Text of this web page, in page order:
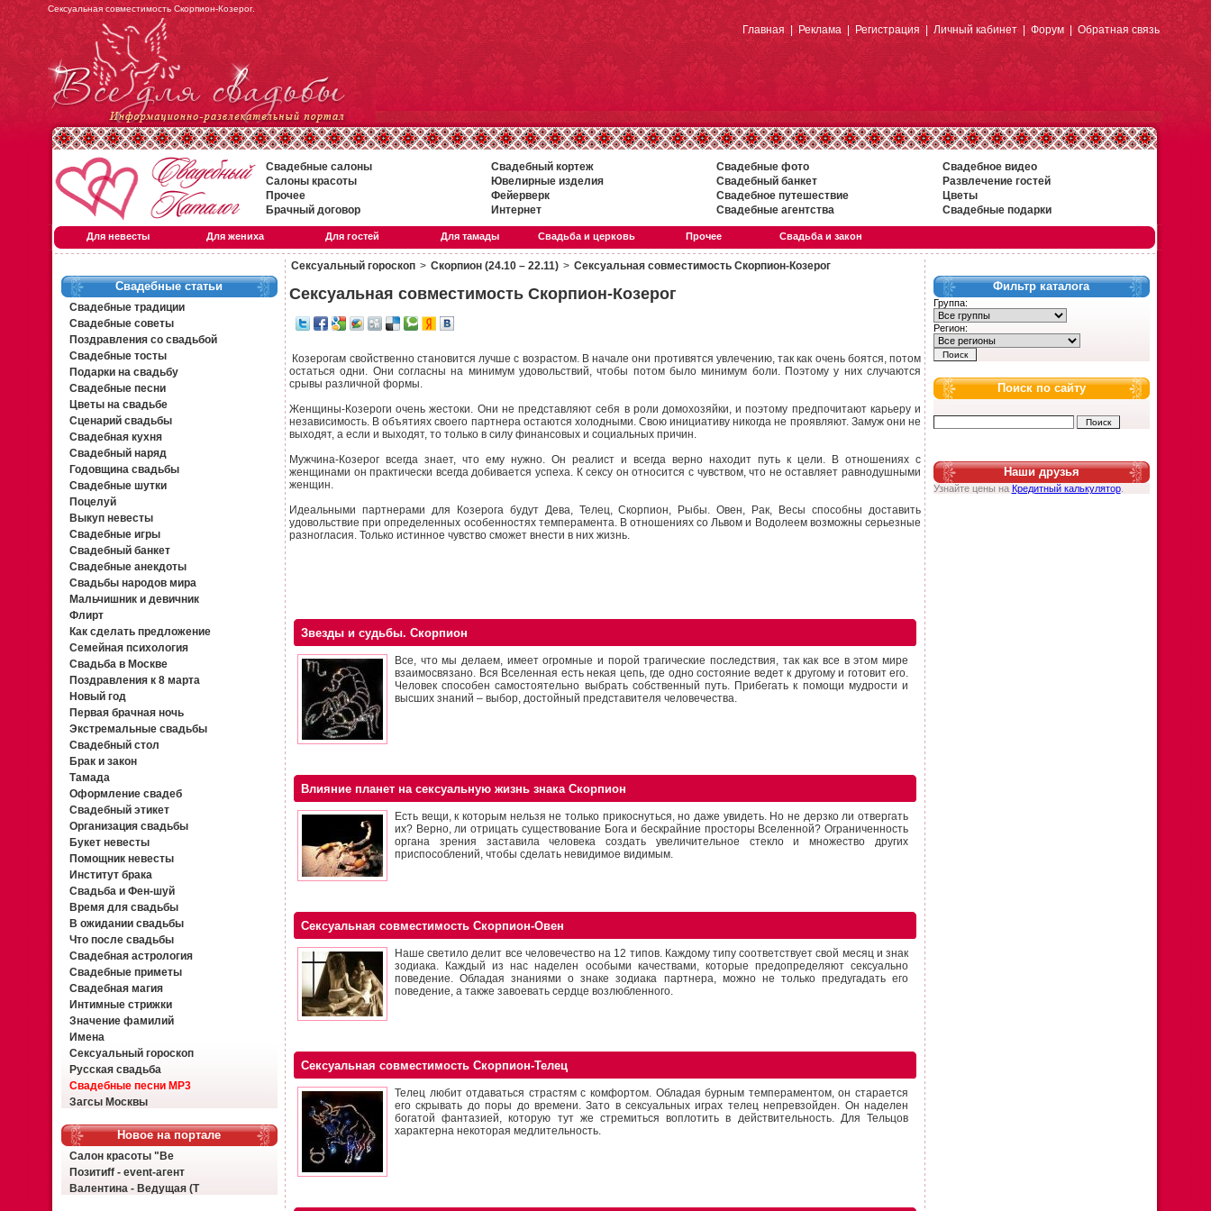
Сексуальная совместимость Скорпион-Козерог.
Главная|Реклама|Регистрация| Личный кабинет|Форум| Обратная связь
Свадебные салоны Свадебный кортеж Свадебные фото
Свадебное видео
Салоны красоты
Ювелирные изделия Свадебный банкет
Развлечение гостей
Прочее
Фейерверк Свадебное путешествие
Цветы
Брачный договор
Интернет Свадебные агентства Свадебные подарки
Для невесты Для жениха Для гостей Для тамады Свадьба и церковь Прочее Свадьба и закон
Свадебные статьи
Свадебные традиции
Свадебные советы
Поздравления со свадьбой
Свадебные тосты
Подарки на свадьбу
Свадебные песни
Цветы на свадьбе
Сценарий свадьбы
Свадебная кухня
Свадебный наряд
Годовщина свадьбы
Свадебные шутки
Поцелуй
Выкуп невесты
Свадебные игры
Свадебный банкет
Свадебные анекдоты
Свадьбы народов мира
Мальчишник и девичник
Флирт
Как сделать предложение
Семейная психология
Свадьба в Москве
Поздравления к 8 марта
Новый год
Первая брачная ночь
Экстремальные свадьбы
Свадебный стол
Брак и закон
Тамада
Оформление свадеб
Свадебный этикет
Организация свадьбы
Букет невесты
Помощник невесты
Институт брака
Свадьба и Фен-шуй
Время для свадьбы
В ожидании свадьбы
Что после свадьбы
Свадебная астрология
Свадебные приметы
Свадебная магия
Интимные стрижки
Значение фамилий
Имена
Сексуальный гороскоп
Русская свадьба
Свадебные песни MP3
Загсы Москвы
Новое на портале
Салон красоты "Ве
Позитиff - event-агент
Валентина - Ведущая (Т
Сексуальный гороскоп > Скорпион (24.10 – 22.11) > Сексуальная совместимость Скорпион-Козерог
Сексуальная совместимость Скорпион-Козерог
Козерогам свойственно становится лучше с возрастом. В начале они противятся увлечению, так как очень боятся, потом
остаться одни. Они согласны на минимум удовольствий, чтобы потом было минимум боли. Поэтому у них случаются
срывы различной формы.
Женщины-Козероги очень жестоки. Они не представляют себя в роли домохозяйки, и поэтому предпочитают карьеру и
независимость. В объятиях своего партнера остаются холодными. Свою инициативу никогда не проявляют. Замуж они не
выходят, а если и выходят, то только в силу финансовых и социальных причин.
Мужчина-Козерог всегда знает, что ему нужно. Он реалист и всегда верно находит путь к цели. В отношениях с
женщинами он практически всегда добивается успеха. К сексу он относится с чувством, что не оставляет равнодушными
женщин.
Идеальными партнерами для Козерога будут Дева, Телец, Скорпион, Рыбы. Овен, Рак, Весы способны доставить
удовольствие при определенных особенностях темперамента. В отношениях со Львом и Водолеем возможны серьезные
разногласия. Только истинное чувство сможет внести в них жизнь.
Звезды и судьбы. Скорпион
Все, что мы делаем, имеет огромные и порой трагические последствия, так как все в этом мире
взаимосвязано. Вся Вселенная есть некая цепь, где одно состояние ведет к другому и готовит его.
Человек способен самостоятельно выбрать собственный путь. Прибегать к помощи мудрости и
высших знаний – выбор, достойный представителя человечества.
Влияние планет на сексуальную жизнь знака Скорпион
Есть вещи, к которым нельзя не только прикоснуться, но даже увидеть. Но не дерзко ли отвергать
их? Верно, ли отрицать существование Бога и бескрайние просторы Вселенной? Ограниченность
органа зрения заставила человека создать увеличительное стекло и множество других
приспособлений, чтобы сделать невидимое видимым.
Сексуальная совместимость Скорпион-Овен
Наше светило делит все человечество на 12 типов. Каждому типу соответствует свой месяц и знак
зодиака. Каждый из нас наделен особыми качествами, которые предопределяют сексуально
поведение. Обладая знаниями о знаке зодиака партнера, можно не только предугадать его
поведение, а также завоевать сердце возлюбленного.
Сексуальная совместимость Скорпион-Телец
Телец любит отдаваться страстям с комфортом. Обладая бурным темпераментом, он старается
его скрывать до поры до времени. Зато в сексуальных играх телец непревзойден. Он наделен
богатой фантазией, которую тут же стремиться воплотить в действительность. Для Тельцов
характерна некоторая медлительность.
Фильтр каталога
Группа:
Регион:
Поиск по сайту
Наши друзья
Узнайте цены на Кредитный калькулятор.